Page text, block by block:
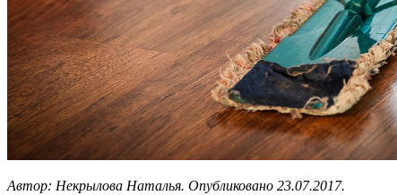
Автор: Некрылова Наталья. Опубликовано 23.07.2017.